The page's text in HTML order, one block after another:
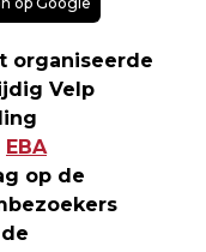
organiseerde
Velp
EBA
op de